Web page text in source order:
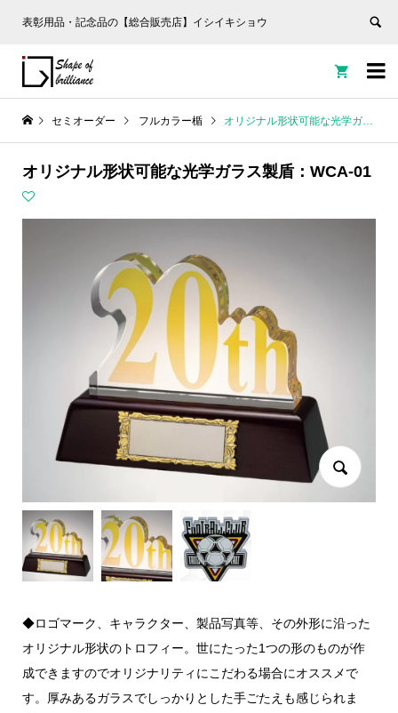
表彰用品・記念品の【総合販売店】イシイキショウ


セミオーダー フルカラー楯 オリジナル形状可能な光学ガラス製盾：WCA-01
オリジナル形状可能な光学ガラス製盾：WCA-01
◆ロゴマーク、キャラクター、製品写真等、その外形に沿った
オリジナル形状のトロフィー。世にたった1つの形のものが作
成できますのでオリジナリティにこだわる場合にオススメで
す。厚みあるガラスでしっかりとした手ごたえも感じられま